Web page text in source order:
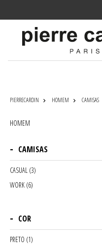
PIERRECARDIN HOMEM CAMISAS
HOMEM
CAMISAS
CASUAL (3)
WORK (6)
COR
PRETO (1)